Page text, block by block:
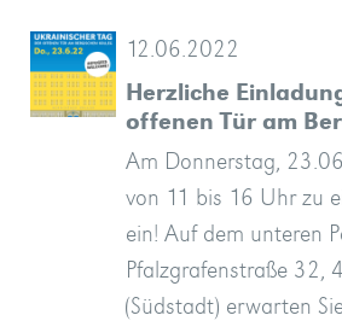
12.06.2022
Herzliche
offenen Tür am
Am Donnerstag,
von 11 bis 16 Uhr zu
ein! Auf dem unteren
Pfalzgrafenstraße 32,
(Südstadt) erwarten